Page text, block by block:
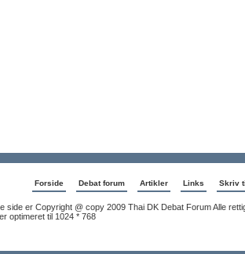
Forside Debat forum Artikler Links Skriv
side er Copyright @ copy 2009 Thai DK Debat Forum Alle
optimeret til 1024 * 768